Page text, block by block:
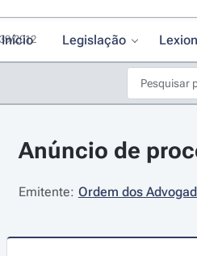
Início Legislação
Anúncio de
Emitente: Ordem dos